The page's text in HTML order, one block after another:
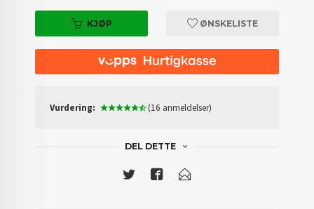
KJØP ØNSKELISTE
Vurdering: (16 anmeldelser)
DEL DETTE